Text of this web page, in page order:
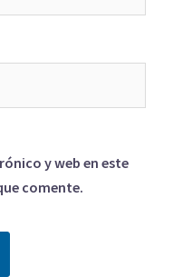
y web en este
comente.